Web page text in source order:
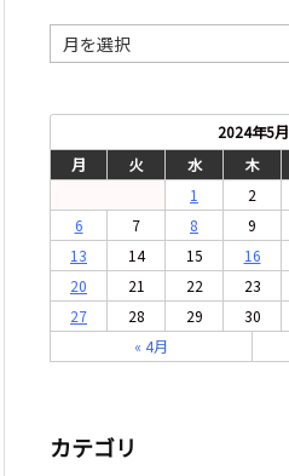
別
2024年5月
月
火 水 木
1
2
6
7 8 9
13
14 15 16
20
21 22 23
27
28 29 30
« 4月
カテゴリ